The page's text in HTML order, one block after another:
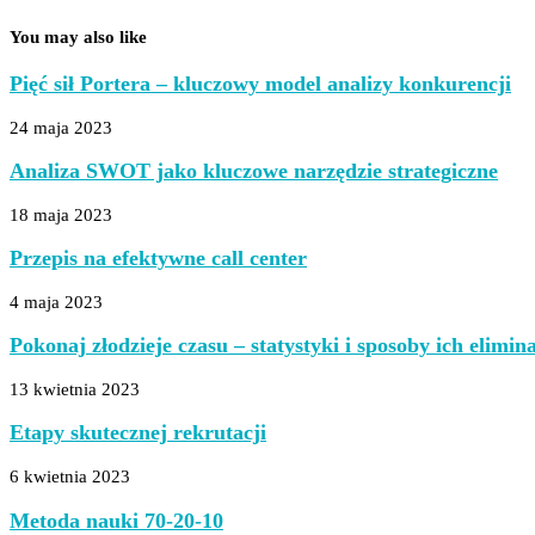
You may also like
Pięć sił Portera – kluczowy model analizy konkurencji
24 maja 2023
Analiza SWOT jako kluczowe narzędzie strategiczne
18 maja 2023
Przepis na efektywne call center
4 maja 2023
Pokonaj złodzieje czasu – statystyki i sposoby ich
13 kwietnia 2023
Etapy skutecznej rekrutacji
6 kwietnia 2023
Metoda nauki 70-20-10